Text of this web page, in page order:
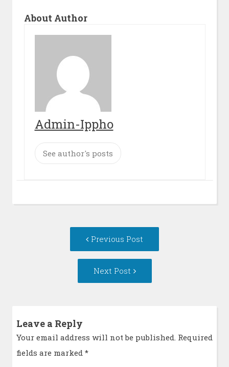
About Author
Admin-Ippho
See author's posts
Previous Post
post:
Next Post
Post:
Leave a Reply
Your email address will not be published. Required
fields are marked *